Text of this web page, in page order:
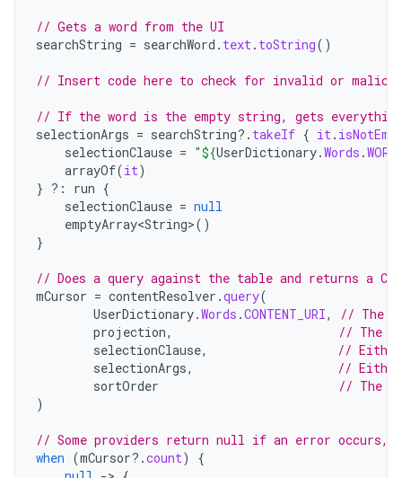
// Gets a word from the UI
searchString = searchWord . text . toString()
// Insert code here to check for invalid or
// If the word is the empty string, gets everything
selectionArgs = searchString?. takeIf { it .
selectionClause = "${UserDictionary.Words .WORD
arrayOf(it)
} ?: run {
selectionClause = null
emptyArray<String>()
}
// Does a query against the table and returns a
mCursor = contentResolver .query(
UserDictionary.Words .CONTENT_URI,
// The
projection,
// The
selectionClause,
// Either
selectionArgs,
// Either
sortOrder
// The
)
// Some providers return null if an error occurs,
when (mCursor?.count)
{